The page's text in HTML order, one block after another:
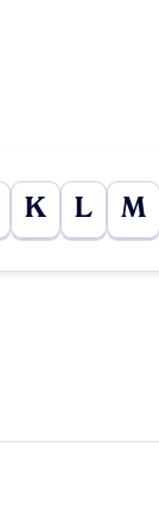
K L M